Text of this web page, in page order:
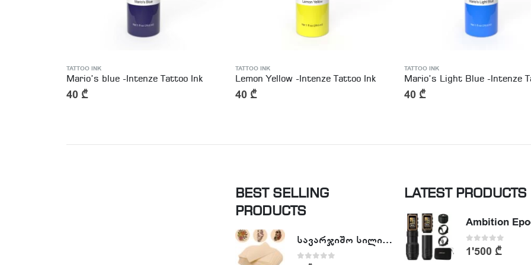
TATTOO INK
Mario’s blue -Intenze Tattoo Ink
40 ₾
TATTOO INK
Lemon Yellow -Intenze Tattoo Ink
40 ₾
TATTOO INK
40 ₾
BEST SELLING
PRODUCTS
სავარჯიშო სილიკონის ხელოვნური კანი - Tattoo Practike skin
LATEST PRODUCTS
0out of 5
1'500 ₾